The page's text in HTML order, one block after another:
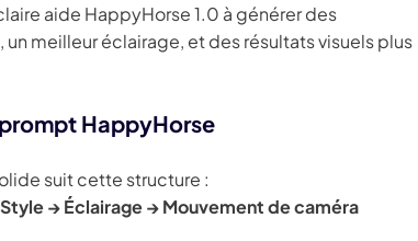
aide HappyHorse 1.0 à générer des
meilleur éclairage, et des résultats visuels plus
HappyHorse
suit cette structure :
→ Éclairage → Mouvement de caméra